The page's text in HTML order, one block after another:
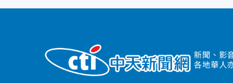
新聞、影
各地華人